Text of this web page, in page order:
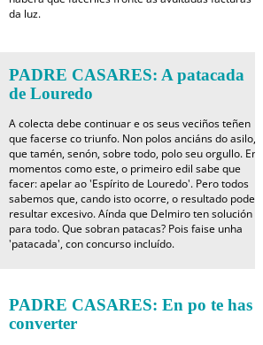
da luz.
PADRE CASARES: A patacada
de Louredo
A colecta debe continuar e os seus veciños teñen
que facerse co triunfo. Non polos anciáns do asilo,
que tamén, senón, sobre todo, polo seu orgullo. En
momentos como este, o primeiro edil sabe que
facer: apelar ao 'Espírito de Louredo'. Pero todos
sabemos que, cando isto ocorre, o resultado pode
resultar excesivo. Aínda que Delmiro ten solución
para todo. Que sobran patacas? Pois faise unha
'patacada', con concurso incluído.
PADRE CASARES: En po te has
converter